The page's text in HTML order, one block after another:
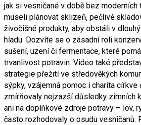
jak si vesničané v době bez
museli plánovat sklizeň, pečlivě
živočišné produkty, aby obstáli v
hladu. Dozvíte se o zásadní roli
sušení, uzení či fermentace, které
trvanlivost potravin. Video také
strategie přežití ve středověkých
sýpky, vzájemná pomoc i charita církve
zmírňovaly nejzazší důsledky zimních
ani na doplňkové zdroje potravy – lov,
často rozhodovaly o osudu vesničanů.